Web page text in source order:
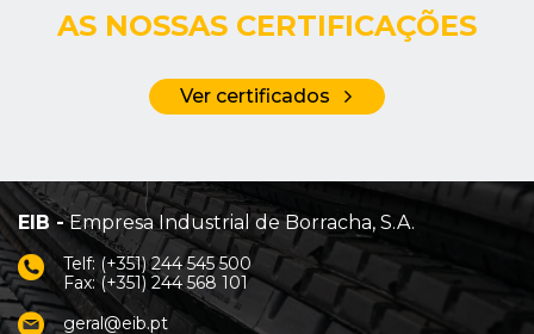
AS NOSSAS CERTIFICAÇÕES
Ver certificados
EIB -Empresa Industrial de Borracha, S.A.
Telf: (+351) 244 545 500
Fax: (+351) 244 568 101
geral@eib.pt